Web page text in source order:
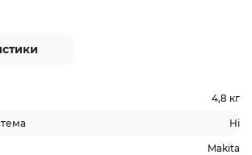
4,8 кг
Ні
Makita